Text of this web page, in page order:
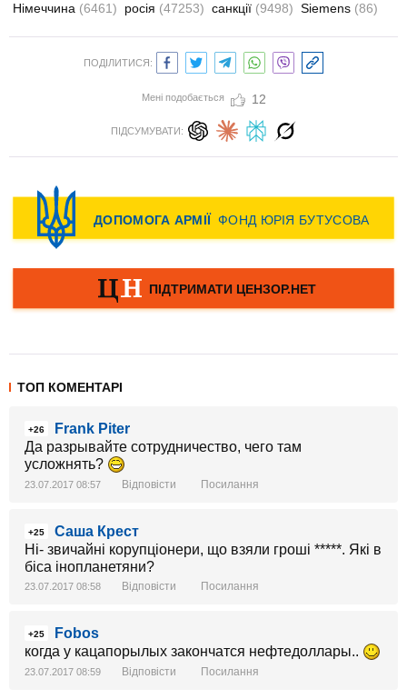
Німеччина (6461) росія (47253) санкції (9498) Siemens (86)
ПОДІЛИТИСЯ:
Мені подобається 12
ПІДСУМУВАТИ:
ТОП КОМЕНТАРІ
+26
Frank Piter
Да разрывайте сотрудничество, чего там
усложнять?
23.07.2017 08:57 Відповісти Посилання
+25
Саша Крест
Ні- звичайні корупціонери, що взяли гроші *****. Які в
біса інопланетяни?
23.07.2017 08:58 Відповісти Посилання
+25
Fobos
когда у кацапорылых закончатся нефтедоллары..
23.07.2017 08:59 Відповісти Посилання